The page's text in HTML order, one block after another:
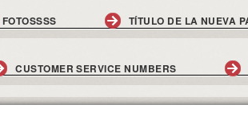
FOTOSSSS TÍTULO DE LA NUEVA
CUSTOMER SERVICE NUMBERS